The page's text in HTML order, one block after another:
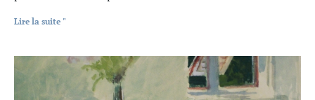
Lire la suite "